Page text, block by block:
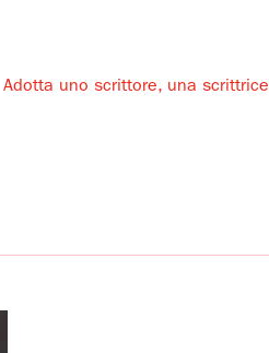
Adotta uno scrittore, una scrittrice